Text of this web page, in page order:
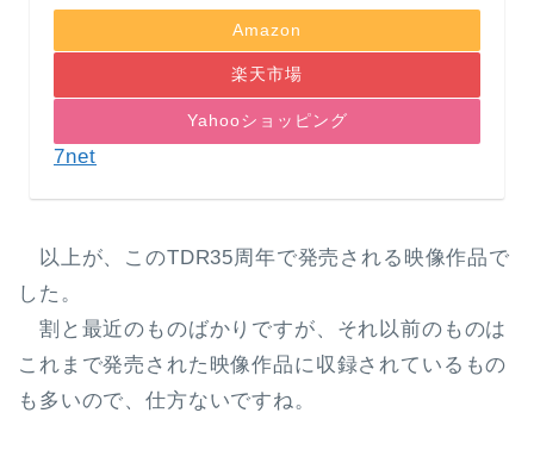
Amazon
楽天市場
Yahooショッピング
7net
以上が、このTDR35周年で発売される映像作品で
した。
割と最近のものばかりですが、それ以前のものは
これまで発売された映像作品に収録されているもの
も多いので、仕方ないですね。